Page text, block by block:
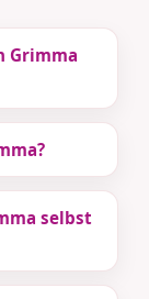
Grimma
selbst